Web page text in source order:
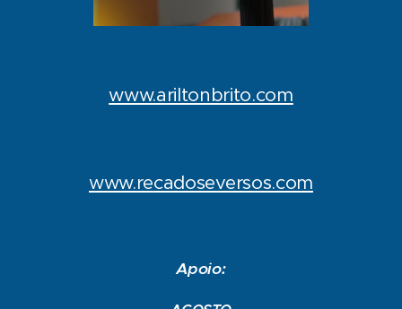
www.ariltonbrito.com
www.recadoseversos.com
Apoio: